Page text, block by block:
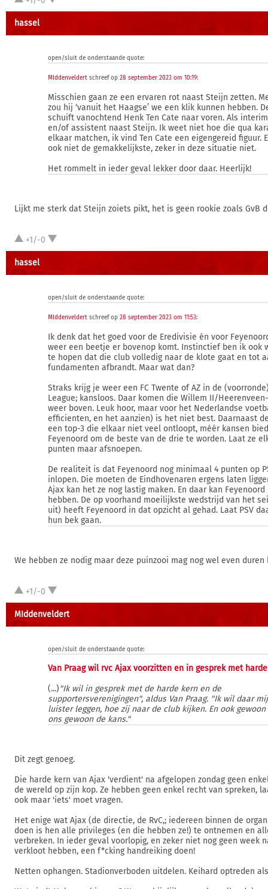
hassel
open/sluit de onderstaande quote:
MIddenveldert schreef op 28 september 2023 om 10:19:
Misschien gaan ze een ervaren rot naast Steijn zetten.
zou hij ‘vanuit het Haagse’ we een klik kunnen hebben.
schuift vanochtend Henk Ten Cate naar voren. Als
en/of assistent naast Steijn. Ik weet niet hoe die qua
elkaar matchen, ik vind Ten Cate een eigengereid figuur.
ook niet de gemakkelijkste, zeker in deze situatie niet.
Het rommelt in ieder geval lekker door daar. Heerlijk!
Lijkt me sterk dat Steijn zoiets pikt, het is geen rookie zoals GvB
+1/-0
hassel
open/sluit de onderstaande quote:
MIddenveldert schreef op 28 september 2023 om 11:53:
Ik denk dat het goed voor de Eredivisie én voor
weer een beetje er bovenop komt. Instinctief ben ik ook
te hopen dat die club volledig naar de klote gaat en tot
fundamenten afbrandt. Maar wat dan?
Straks krijg je weer een FC Twente of AZ in de
League; kansloos. Daar komen die Willem II/
weer boven. Leuk hoor, maar voor het Nederlandse
efficienten, en het aanzien) is het niet best. Daarnaast
een top-3 die elkaar niet veel ontloopt, méér kansen
Feyenoord om de beste van de drie te worden. Laat ze
punten maar afsnoepen.
De realiteit is dat Feyenoord nog minimaal 4 punten op
inlopen. Die moeten de Eindhovenaren ergens laten
Ajax kan het ze nog lastig maken. En daar kan
hebben. De op voorhand moeilijkste wedstrijd van het
uit) heeft Feyenoord in dat opzicht al gehad. Laat PSV
hun bek gaan.
We hebben ze nodig maar deze puinzooi mag nog wel even duren
+1/-0
MIddenveldert
open/sluit de onderstaande quote:
Van Praag wil rvc Ajax voorzitten en in gesprek met
(...)"Ik wil in gesprek met de harde kern en de
supportersverenigingen", aldus Van Praag. "Ik wil daar
luister leggen, hoe zij naar de club kijken. En ook gewoon
ons gewoon de kans."
Dit zegt genoeg.
Die harde kern van Ajax 'verdient' na afgelopen zondag geen
de wereld op zijn kop. Ze hebben geen enkel recht van spreken,
ook maar 'iets' moet vragen.
Het enige wat Ajax (de directie, de RvC,; iedereen binnen de
doen is hen alle privileges (en die hebben ze!) te ontnemen en
verbreken. In ieder geval voorlopig, en zeker niet nog geen week
verkloot hebben, een f*cking handreiking doen!
Netten ophangen. Stadionverboden uitdelen. Keihard optreden